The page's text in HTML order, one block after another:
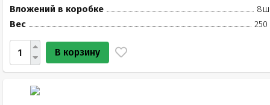
Вложений в коробке
Вес
250
В корзину